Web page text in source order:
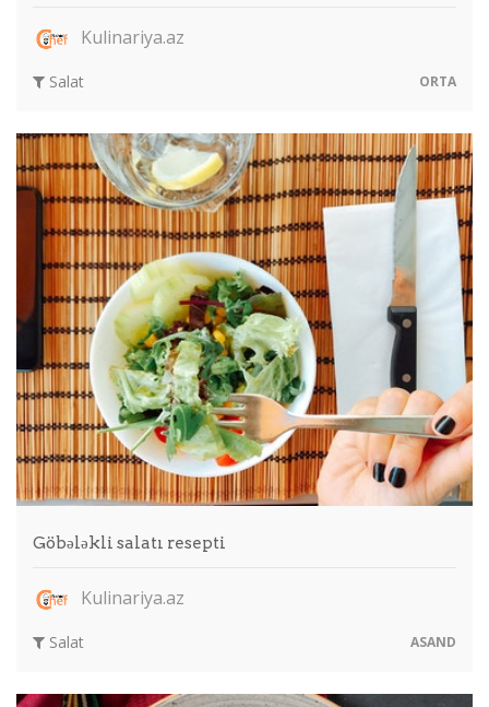
Kulinariya.az
Salat ORTA
Göbələkli salatı resepti
Kulinariya.az
Salat ASAND